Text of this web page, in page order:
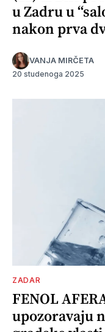
u Zadru u
nakon prva
VANJA MIRČETA
20 studenoga 2025
ZADAR
FENOL
upozoravaju